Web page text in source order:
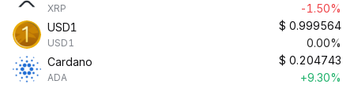
XRP
-1.50%
USD1
USD1
$ 0.999564
0.00%
Cardano
ADA
$ 0.204743
+9.30%